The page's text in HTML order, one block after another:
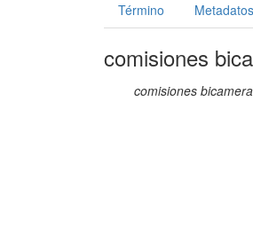
Término Metadatos
comisiones
comisiones